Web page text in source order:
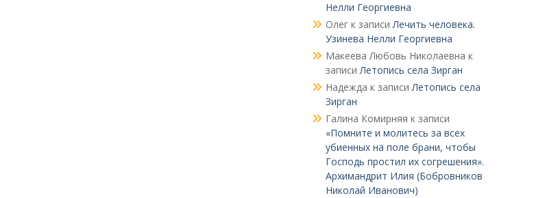
Нелли Георгиевна
Олегк записиЛечить человека.
Узинева Нелли Георгиевна
Макеева Любовь Николаевна к
записиЛетопись села Зирган
Надежда к записиЛетопись села
Зирган
Галина Комирняя к записи
«Помните и молитесь за всех
убиенных на поле брани, чтобы
Господь простил их согрешения».
Архимандрит Илия (Бобровников
Николай Иванович)